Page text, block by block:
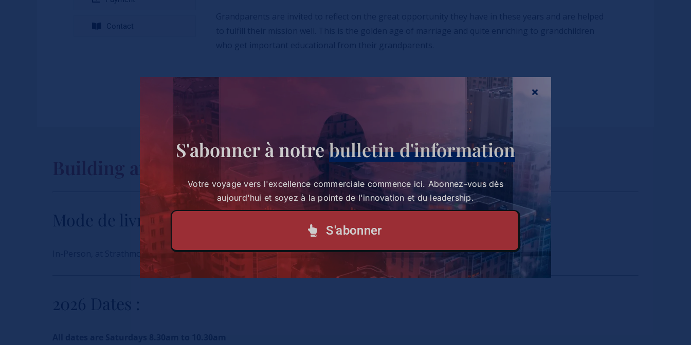
Contact
Building and Keeping a Network of Strong Happy Families
Mode de livraison
In-Person, at Strathmore University Business School
2026 Dates :
S'abonner à notrebulletin d'information
Votre voyage vers l'excellence commerciale commence ici. Abonnez-vous dès
aujourd'hui et soyez à la pointe de l'innovation et du leadership.
S'abonner